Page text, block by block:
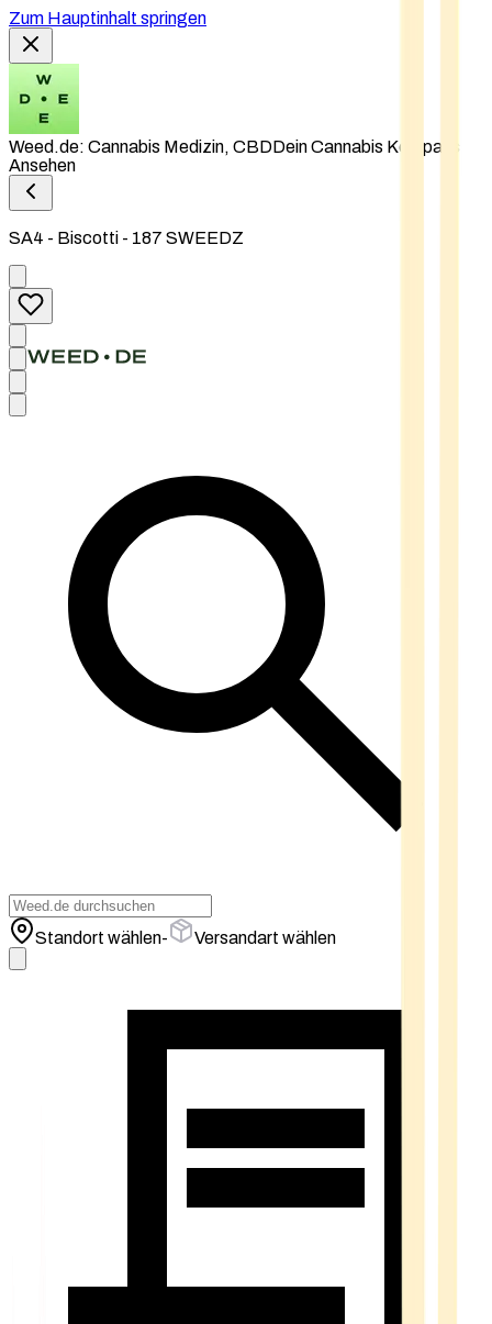
Zum Hauptinhalt springen
Weed.de: Cannabis Medizin, CBDDein Cannabis Kompass
Ansehen
SA4 - Biscotti - 187 SWEEDZ
Standort wählen- Versandart wählen